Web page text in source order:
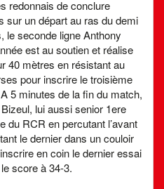
redonnais de conclure
sur un départ au ras du demi
le seconde ligne Anthony
est au soutien et réalise
40 mètres en résistant au
pour inscrire le troisième
5 minutes de la fin du match,
lui aussi senior 1ere
du RCR en percutant l’avant
le dernier dans un couloir
en coin le dernier essai
score à 34-3.